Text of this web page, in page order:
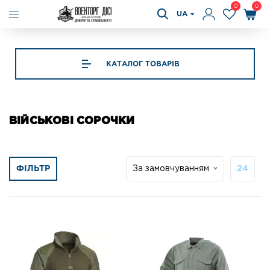
UA
0 0
КАТАЛОГ ТОВАРІВ
ВІЙСЬКОВІ СОРОЧКИ
ФІЛЬТР За замовчуванням 24